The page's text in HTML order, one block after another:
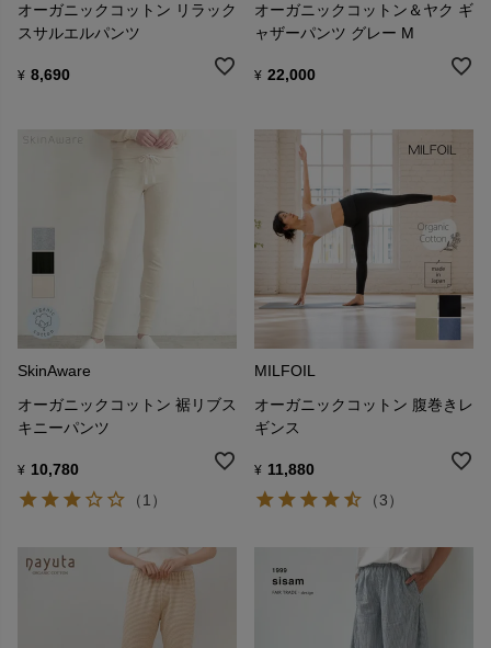
オーガニックコットン リラック
スサルエルパンツ
¥ 8,690
オーガニックコットン＆ヤク ギ
ャザーパンツ グレー M
¥ 22,000
SkinAware
オーガニックコットン 裾リブス
キニーパンツ
¥ 10,780
（1）
MILFOIL
オーガニックコットン 腹巻きレ
ギンス
¥ 11,880
（3）